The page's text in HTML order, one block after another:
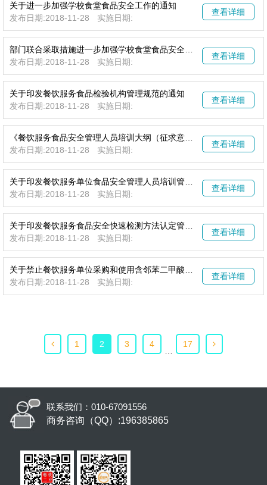
关于进一步加强学校食堂食品安全工作的通知
发布日期:2018-11-28
实施日期:
查看详细
发布日期:2018-11-28
实施日期:
查看详细
关于印发餐饮服务食品检验机构管理规范的通知
发布日期:2018-11-28
实施日期:
查看详细
发布日期:2018-11-28
实施日期:
查看详细
发布日期:2018-11-28
实施日期:
查看详细
发布日期:2018-11-28
实施日期:
查看详细
发布日期:2018-11-28
实施日期:
查看详细
1 2 3 4 17
联系我们：010-67091556
商务咨询（QQ）:196385865